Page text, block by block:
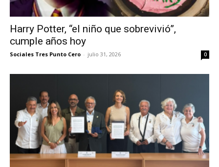
Harry Potter, “el niño que sobrevivió”,
cumple años hoy
Sociales Tres Punto Cero - julio 31, 2026 0